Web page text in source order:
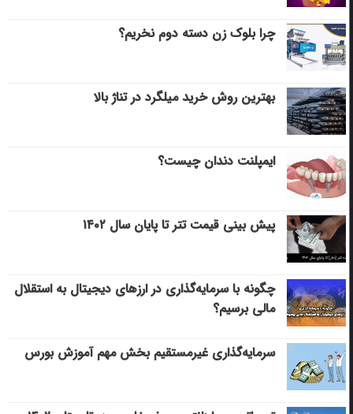
چرا بلوک زن دسته دوم نخریم؟
بهترین روش خرید میلگرد در تناژ بالا
ایمپلنت دندان چیست؟
پیش بینی قیمت تتر تا پایان سال ۱۴۰۲
چگونه با سرمایه‌گذاری در ارزهای دیجیتال به استقلال
مالی برسیم؟
سرمایه‌گذاری غیرمستقیم بخش مهم آموزش بورس